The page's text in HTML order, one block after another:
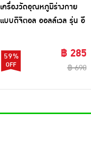
เครื่องวัดอุณหภูมิร่างกาย
แบบดิจิตอล ออลล์เวล รุ่น อี
EasyTemp)
59% ฿ 285
฿ 690